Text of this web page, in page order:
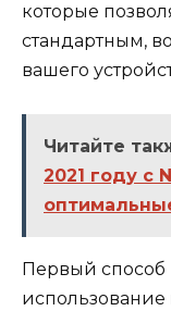
которые
стандартным,
вашего
Читайте
2021 году с
Первый способ
использование